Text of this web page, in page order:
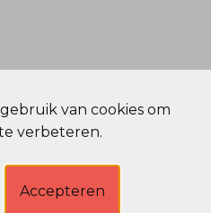
van cookies om
verbeteren.
Accepteren